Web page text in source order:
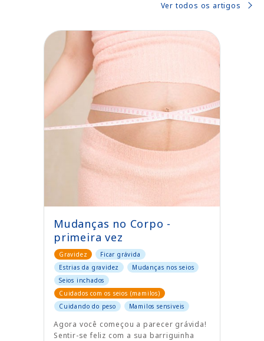
Ver todos os artigos
Mudanças no Corpo -
primeira vez
Gravidez
Ficar grávida
Estrias da gravidez
Mudanças nos seios
Seios inchados
Cuidados com os seios (mamilos)
Cuidando do peso
Mamilos sensiveis
Agora você começou a parecer grávida!
Sentir-se feliz com a sua barriguinha